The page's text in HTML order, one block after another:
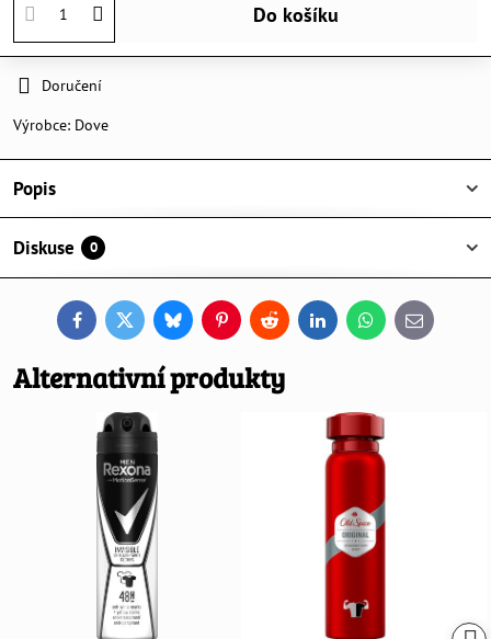
Do košíku
Doručení
Výrobce: Dove
Popis
Diskuse 0
FacebookTwitterBlueskyPinterestReddit LinkedInWhatsApp
E-
mail
Alternativní produkty